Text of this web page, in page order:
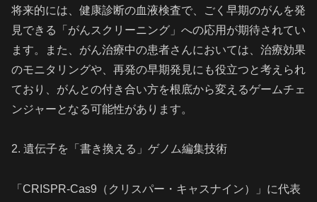
将来的には、健康診断の血液検査で、ごく早期のがんを発
見できる「がんスクリーニング」への応用が期待されてい
ます。また、がん治療中の患者さんにおいては、治療効果
のモニタリングや、再発の早期発見にも役立つと考えられ
ており、がんとの付き合い方を根底から変えるゲームチェ
ンジャーとなる可能性があります。
2. 遺伝子を「書き換える」ゲノム編集技術
「CRISPR-Cas9（クリスパー・キャスナイン）」に代表